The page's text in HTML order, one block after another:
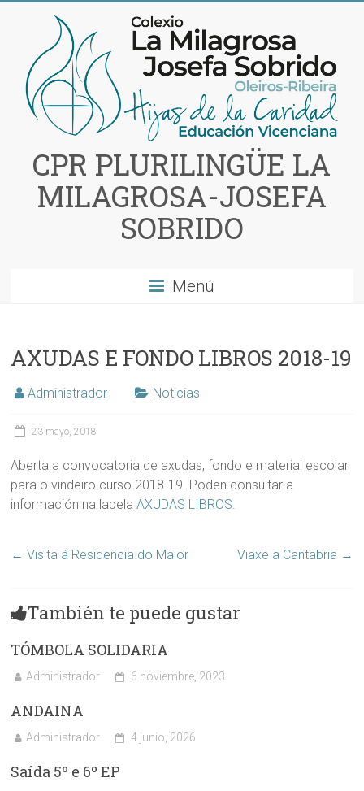
contenido
CPR PLURILINGÜE LA
MILAGROSA-JOSEFA
SOBRIDO
Menú
AXUDAS E FONDO LIBROS 2018-19
Administrador Noticias
23 mayo, 2018
Aberta a convocatoria de axudas, fondo e material escolar
para o vindeiro curso 2018-19. Poden consultar a
información na lapelaAXUDAS LIBROS.
← Visita á Residencia do Maior Viaxe a Cantabria →
También te puede gustar
TÓMBOLA SOLIDARIA
Administrador 6 noviembre, 2023
ANDAINA
Administrador 4 junio, 2026
Saída 5º e 6º EP